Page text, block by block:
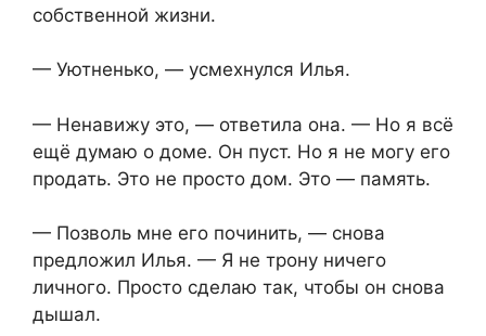
собственной жизни.
— Уютненько, — усмехнулся Илья.
— Ненавижу это, — ответила она. — Но я всё
ещё думаю о доме. Он пуст. Но я не могу его
продать. Это не просто дом. Это — память.
— Позволь мне его починить, — снова
предложил Илья. — Я не трону ничего
личного. Просто сделаю так, чтобы он снова
дышал.